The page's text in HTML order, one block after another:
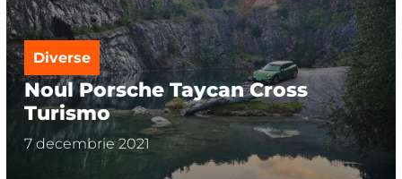
Diverse
Noul Porsche Taycan Cross
Turismo
7 decembrie 2021